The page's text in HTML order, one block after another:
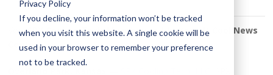
Privacy Policy
If you decline, your information won’t be tracked
when you visit this website. A single cookie will be
used in your browser to remember your preference
not to be tracked.
Von:SPX Cooling Tech-Mitarbeiter | In:Keep It Cool News
Center